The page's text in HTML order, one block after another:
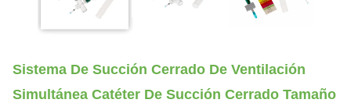
Sistema De Succión Cerrado De Ventilación
Simultánea Catéter De Succión Cerrado Tamaño